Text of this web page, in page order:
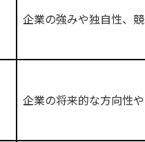
企業の強みや独自性、
企業の将来的な方向性